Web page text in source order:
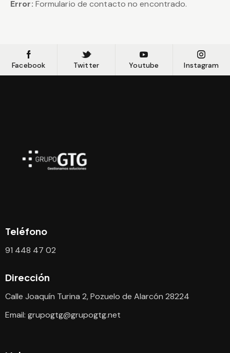
Error: Formulario de contacto no encontrado.
Facebook Twitter Youtube Instagram
Teléfono
91 448 47 02
Dirección
Calle Joaquín Turina 2, Pozuelo de Alarcón 28224
Email: grupogtg@grupogtg.net